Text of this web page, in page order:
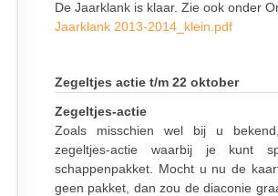
De Jaarklank is klaar. Zie ook onder
Jaarklank 2013-2014_klein.pdf
Zegeltjes actie t/m 22 oktober
Zegeltjes-actie
Zoals misschien wel bij u
zegeltjes-actie waarbij je kunt
schappenpakket. Mocht u nu de
geen pakket, dan zou de diaconie